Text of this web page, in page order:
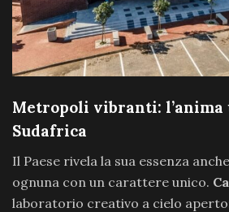
Metropoli vibranti: l’anima
Sudafrica
Il Paese rivela la sua essenza
ognuna con un carattere unico.
laboratorio creativo a cielo